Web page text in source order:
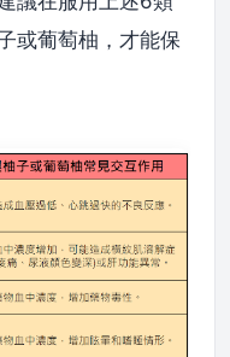
或葡萄柚，才能保